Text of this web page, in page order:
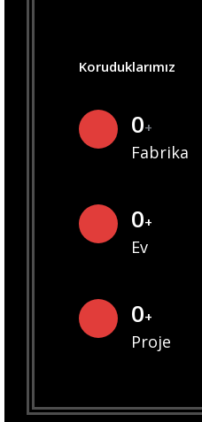
Koruduklarımız
0+
Fabrika
0+
Ev
0+
Proje